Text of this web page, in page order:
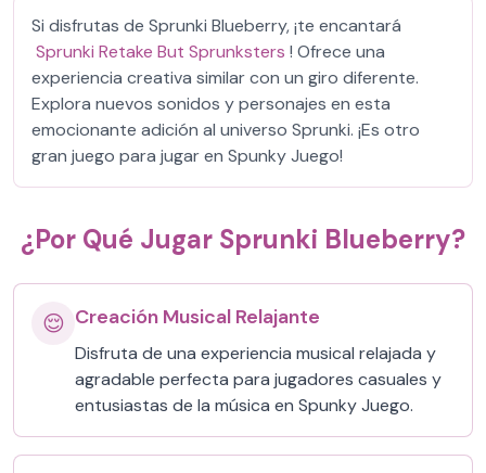
Si disfrutas de Sprunki Blueberry, ¡te encantará
Sprunki Retake But Sprunksters ! Ofrece una
experiencia creativa similar con un giro diferente.
Explora nuevos sonidos y personajes en esta
emocionante adición al universo Sprunki. ¡Es otro
gran juego para jugar en Spunky Juego!
¿Por Qué Jugar Sprunki Blueberry?
😌 Creación Musical Relajante
Disfruta de una experiencia musical relajada y
agradable perfecta para jugadores casuales y
entusiastas de la música en Spunky Juego.